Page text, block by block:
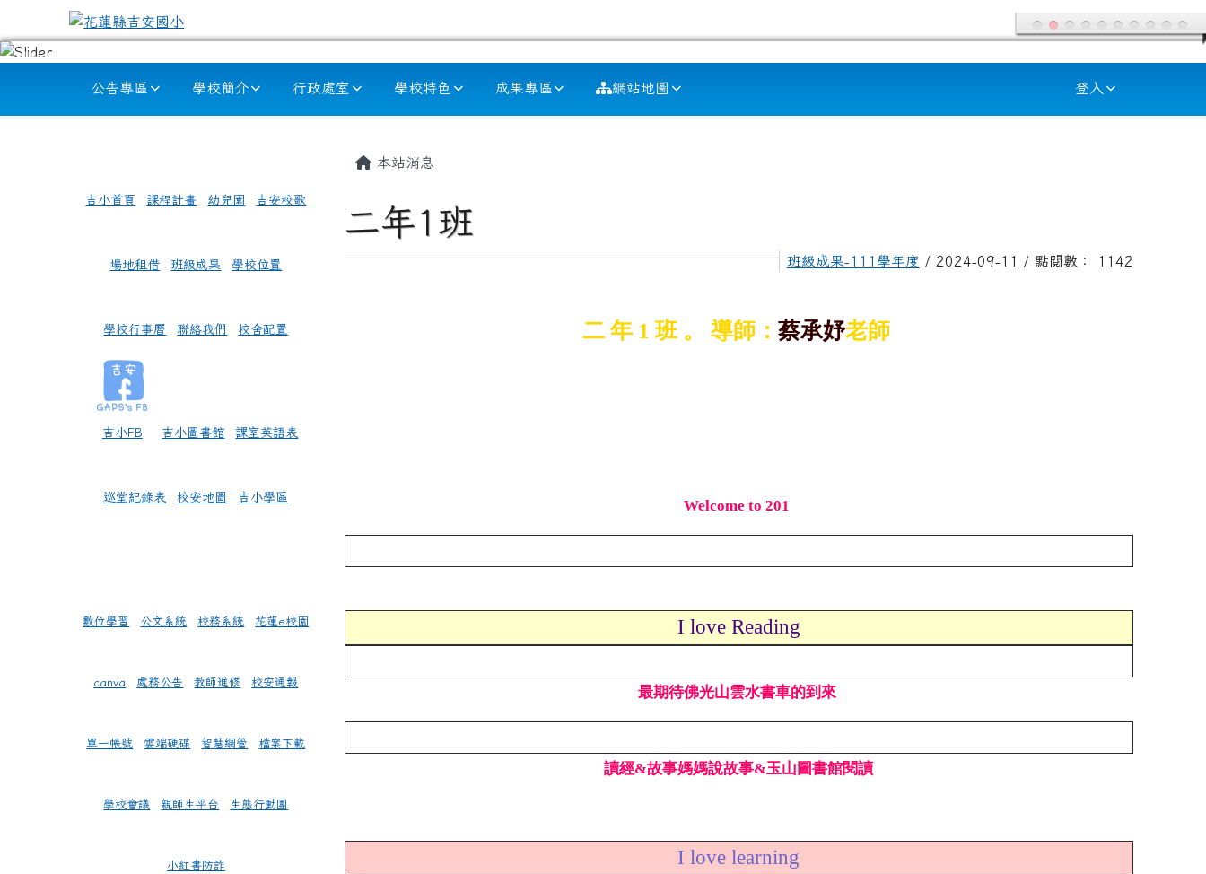
跳至主內容區
花蓮縣吉安國小
公告專區 學校簡介 行政處室 學校特色 成果專區 網站地圖 登入
吉小首頁 課程計畫 幼兒園 吉安校歌
場地租借 班級成果 學校位置
學校行事曆 聯絡我們 校舍配置
吉小FB 吉小圖書館 課室英語表
巡堂紀錄表 校安地圖 吉小學區
數位學習 公文系統 校務系統 花蓮e校園
canva 處務公告 教師進修 校安通報
單一帳號 雲端硬碟 智慧網管 檔案下載
學校會議 親師生平台 生態行動團
小紅書防詐
主內容區域
本站消息
二年1班
班級成果-111學年度 / 2024-09-11 / 點閱數： 1142
二 年 1 班 。 導師： 蔡承妤老師
Welcome to 201
I love Reading
最期待佛光山雲水書車的到來
讀經&故事媽媽說故事&玉山圖書館閱讀
I love learning